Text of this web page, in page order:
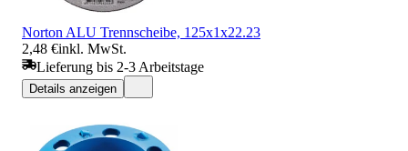
Norton ALU Trennscheibe, 125x1x22.23
2,48 €inkl. MwSt.
Lieferung bis 2-3 Arbeitstage
Details anzeigen